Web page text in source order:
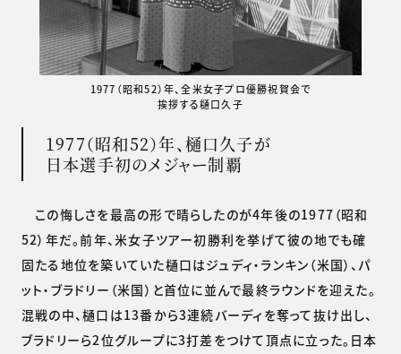
1977（昭和52）年、全米女子プロ優勝祝賀会で
挨拶する樋口久子
1977（昭和52）年、樋口久子が
日本選手初のメジャー制覇
この悔しさを最高の形で晴らしたのが4年後の1977（昭和
52）年だ。前年、米女子ツアー初勝利を挙げて彼の地でも確
固たる地位を築いていた樋口はジュディ・ランキン（米国）、パ
ット・ブラドリー（米国）と首位に並んで最終ラウンドを迎えた。
混戦の中、樋口は13番から3連続バーディを奪って抜け出し、
ブラドリーら2位グループに3打差をつけて頂点に立った。日本